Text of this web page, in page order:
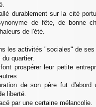
durablement sur la cité
de fête, de bonne
de l'été.
les activités "sociales" de
quartier.
prospérer leur petite
de son père fut d'abord
liberté.
par une certaine mélancolie.